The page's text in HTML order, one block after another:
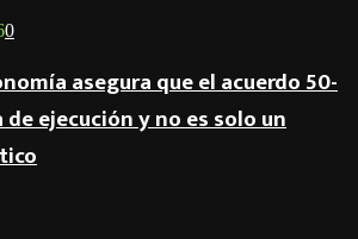
0
asegura que el acuerdo 50-
ejecución y no es solo un